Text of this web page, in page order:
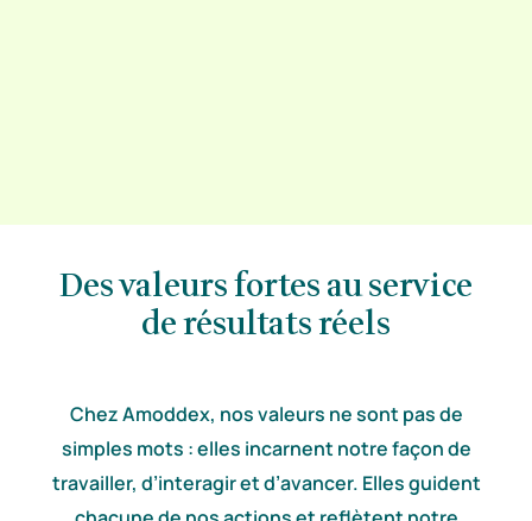
Des valeurs fortes au service
de résultats réels
Chez Amoddex, nos valeurs ne sont pas de
simples mots : elles incarnent notre façon de
travailler, d’interagir et d’avancer. Elles guident